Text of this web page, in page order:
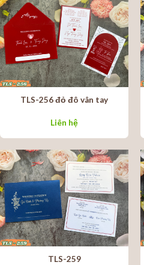
TLS-256 đỏ đô vân tay
Liên hệ
TLS-259